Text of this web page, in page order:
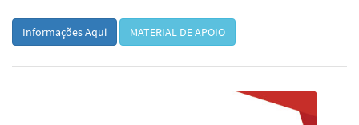
Informações Aqui MATERIAL DE APOIO